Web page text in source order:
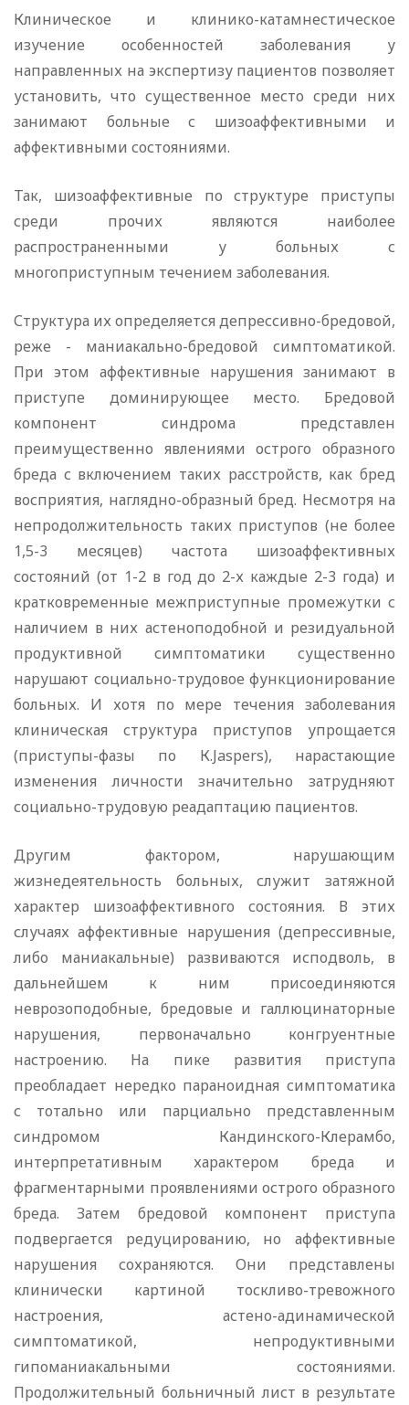
Клиническое и клинико-катамнестическое
изучение особенностей заболевания у
направленных на экспертизу пациентов позволяет
установить, что существенное место среди них
занимают больные с шизоаффективными и
аффективными состояниями.
Так, шизоаффективные по структуре приступы
среди прочих являются наиболее
распространенными у больных с
многоприступным течением заболевания.
Структура их определяется депрессивно-бредовой,
реже - маниакально-бредовой симптоматикой.
При этом аффективные нарушения занимают в
приступе доминирующее место. Бредовой
компонент синдрома представлен
преимущественно явлениями острого образного
бреда с включением таких расстройств, как бред
восприятия, наглядно-образный бред. Несмотря на
непродолжительность таких приступов (не более
1,5-3 месяцев) частота шизоаффективных
состояний (от 1-2 в год до 2-х каждые 2-3 года) и
кратковременные межприступные промежутки с
наличием в них астеноподобной и резидуальной
продуктивной симптоматики существенно
нарушают социально-трудовое функционирование
больных. И хотя по мере течения заболевания
клиническая структура приступов упрощается
(приступы-фазы по К.Jaspers), нарастающие
изменения личности значительно затрудняют
социально-трудовую реадаптацию пациентов.
Другим фактором, нарушающим
жизнедеятельность больных, служит затяжной
характер шизоаффективного состояния. В этих
случаях аффективные нарушения (депрессивные,
либо маниакальные) развиваются исподволь, в
дальнейшем к ним присоединяются
неврозоподобные, бредовые и галлюцинаторные
нарушения, первоначально конгруентные
настроению. На пике развития приступа
преобладает нередко параноидная симптоматика
с тотально или парциально представленным
синдромом Кандинского-Клерамбо,
интерпретативным характером бреда и
фрагментарными проявлениями острого образного
бреда. Затем бредовой компонент приступа
подвергается редуцированию, но аффективные
нарушения сохраняются. Они представлены
клинически картиной тоскливо-тревожного
настроения, астено-адинамической
симптоматикой, непродуктивными
гипоманиакальными состояниями.
Продолжительный больничный лист в результате